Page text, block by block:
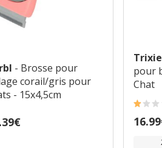
- Brosse pour
corail/gris pour
- 15x4,5cm
Trixie
pour
Chat
1
Prix